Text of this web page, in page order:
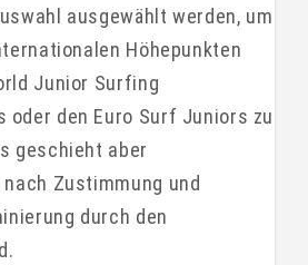
ausgewählt werden, um
Höhepunkten
Junior Surfing
oder den Euro Surf Juniors zu
geschieht aber
Zustimmung und
durch den